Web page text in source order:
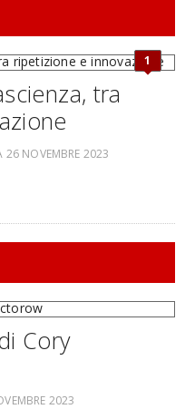
1
tra
26 NOVEMBRE 2023
Cory
2023